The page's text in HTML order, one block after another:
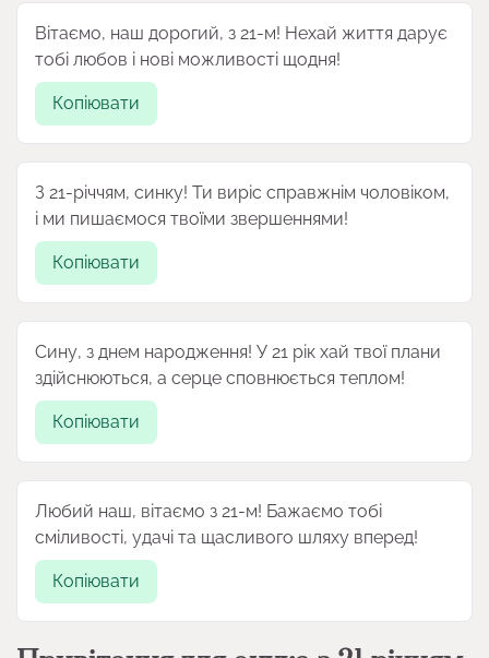
Вітаємо, наш дорогий, з 21-м! Нехай життя дарує
тобі любов і нові можливості щодня!
Копіювати
З 21-річчям, синку! Ти виріс справжнім чоловіком,
і ми пишаємося твоїми звершеннями!
Копіювати
Сину, з днем народження! У 21 рік хай твої плани
здійснюються, а серце сповнюється теплом!
Копіювати
Любий наш, вітаємо з 21-м! Бажаємо тобі
сміливості, удачі та щасливого шляху вперед!
Копіювати